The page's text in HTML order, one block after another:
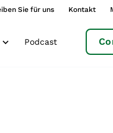
Sie für uns Kontakt
Podcast